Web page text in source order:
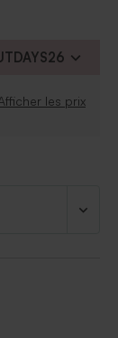
bonbons
les prix